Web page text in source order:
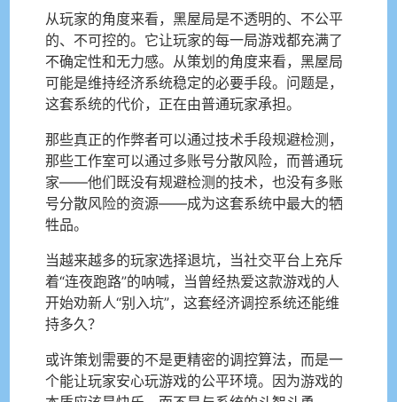
从玩家的角度来看，黑屋局是不透明的、不公平
的、不可控的。它让玩家的每一局游戏都充满了
不确定性和无力感。从策划的角度来看，黑屋局
可能是维持经济系统稳定的必要手段。问题是，
这套系统的代价，正在由普通玩家承担。
那些真正的作弊者可以通过技术手段规避检测，
那些工作室可以通过多账号分散风险，而普通玩
家——他们既没有规避检测的技术，也没有多账
号分散风险的资源——成为这套系统中最大的牺
牲品。
当越来越多的玩家选择退坑，当社交平台上充斥
着“连夜跑路”的呐喊，当曾经热爱这款游戏的人
开始劝新人“别入坑”，这套经济调控系统还能维
持多久？
或许策划需要的不是更精密的调控算法，而是一
个能让玩家安心玩游戏的公平环境。因为游戏的